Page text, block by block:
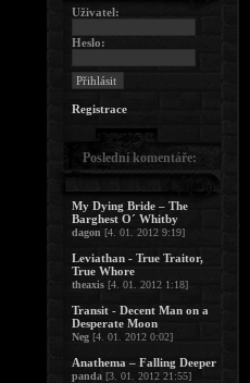
Uživatel:
Heslo:
Registrace
Poslední komentáře:
My Dying Bride – The
Barghest O´ Whitby
dagon [4. 01. 2012 9:19]
Leviathan - True Traitor,
True Whore
theaxis [4. 01. 2012 1:18]
Transit - Decent Man on a
Desperate Moon
Neg [4. 01. 2012 0:02]
Anathema – Falling Deeper
panda [3. 01. 2012 21:55]